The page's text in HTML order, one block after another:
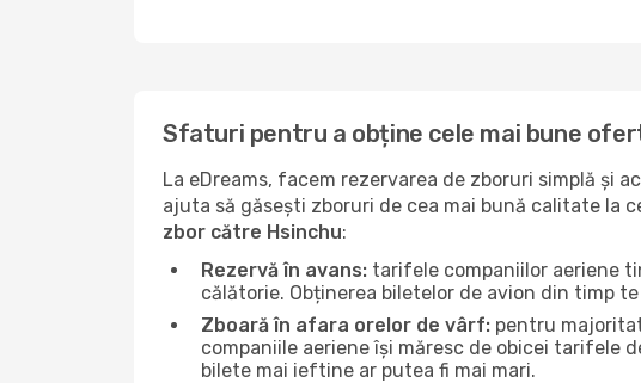
Sfaturi pentru a obține cele mai bune
La eDreams, facem rezervarea de zboruri simplă și
ajuta să găsești zboruri de cea mai bună calitate la
zbor către Hsinchu:
Rezervă în avans: tarifele companiilor aeriene
călătorie. Obținerea biletelor de avion din timp
Zboară în afara orelor de vârf: pentru
companiile aeriene își măresc de obicei tarifele
bilete mai ieftine ar putea fi mai mari.